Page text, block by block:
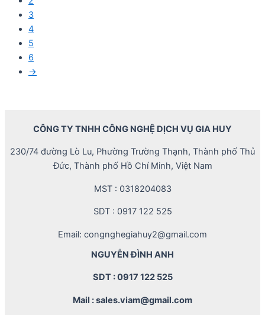
3
4
5
6
→
CÔNG TY TNHH CÔNG NGHỆ DỊCH VỤ GIA HUY
230/74 đường Lò Lu, Phường Trường Thạnh, Thành phố Thủ
Đức, Thành phố Hồ Chí Minh, Việt Nam
MST : 0318204083
SDT : 0917 122 525
Email: congnghegiahuy2@gmail.com
NGUYỄN ĐÌNH ANH
SDT : 0917 122 525
Mail : sales.viam@gmail.com